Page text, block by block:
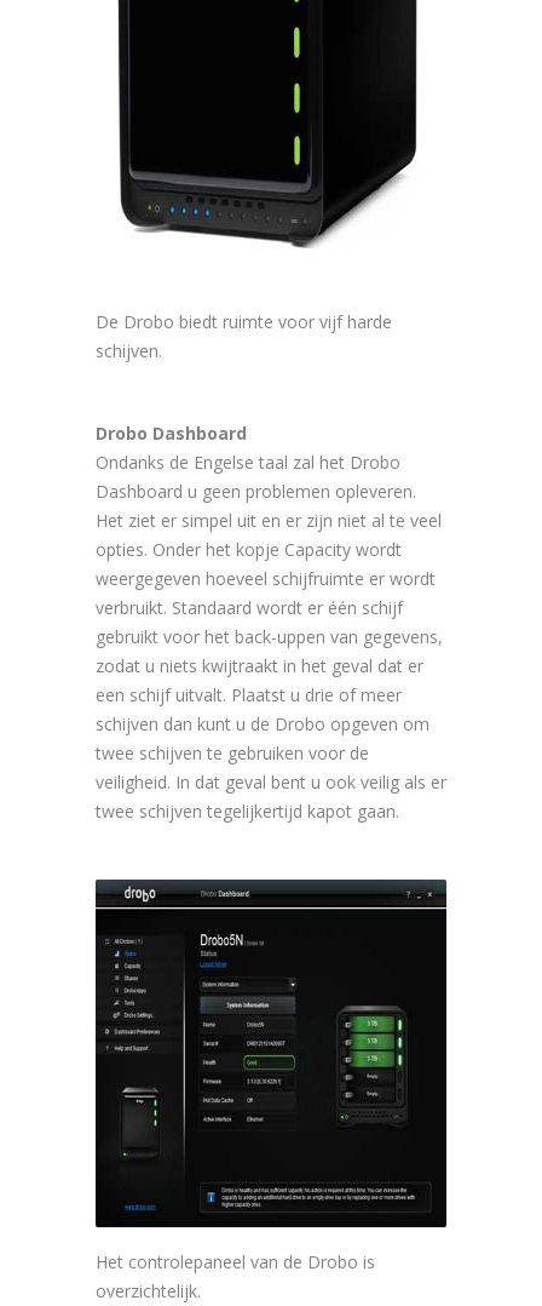
De Drobo biedt ruimte voor vijf harde
schijven.
Drobo Dashboard
Ondanks de Engelse taal zal het Drobo
Dashboard u geen problemen opleveren.
Het ziet er simpel uit en er zijn niet al te veel
opties. Onder het kopje Capacity wordt
weergegeven hoeveel schijfruimte er wordt
verbruikt. Standaard wordt er één schijf
gebruikt voor het back-uppen van gegevens,
zodat u niets kwijtraakt in het geval dat er
een schijf uitvalt. Plaatst u drie of meer
schijven dan kunt u de Drobo opgeven om
twee schijven te gebruiken voor de
veiligheid. In dat geval bent u ook veilig als er
twee schijven tegelijkertijd kapot gaan.
Het controlepaneel van de Drobo is
overzichtelijk.